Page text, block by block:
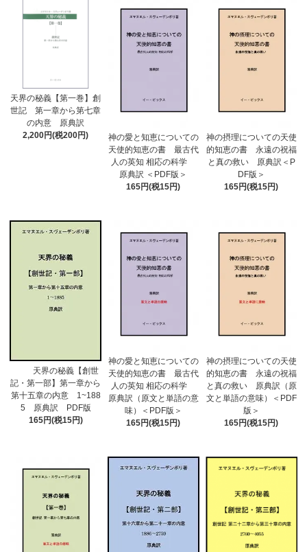
天界の秘義【第一巻】創
世記 第一章から第七章
の内意 原典訳
2,200円(税200円)
神の愛と知恵についての
天使的知恵の書 最古代
人の英知 相応の科学
原典訳 ＜PDF版＞
165円(税15円)
神の摂理についての天使
的知恵の書 永遠の祝福
と真の救い 原典訳＜P
DF版＞
165円(税15円)
天界の秘義【創世
記・第一部】第一章から
第十五章の内意 1~188
5 原典訳 PDF版
165円(税15円)
神の愛と知恵についての
天使的知恵の書 最古代
人の英知 相応の科学
原典訳（原文と単語の意
味）＜PDF版＞
165円(税15円)
神の摂理についての天使
的知恵の書 永遠の祝福
と真の救い 原典訳（原
文と単語の意味）＜PDF
版＞
165円(税15円)